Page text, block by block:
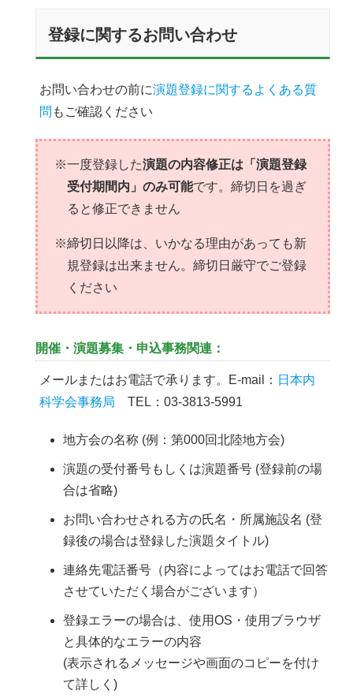
登録に関するお問い合わせ
お問い合わせの前に演題登録に関するよくある質
問 もご確認ください
※一度登録した演題の内容修正は「演題登録
受付期間内」のみ可能です。締切日を過ぎ
ると修正できません
※締切日以降は、いかなる理由があっても新
規登録は出来ません。締切日厳守でご登録
ください
開催・演題募集・申込事務関連：
メールまたはお電話で承ります。E-mail： 日本内
科学会事務局 TEL：03-3813-5991
地方会の名称 (例：第000回北陸地方会)
演題の受付番号もしくは演題番号 (登録前の場
合は省略)
お問い合わせされる方の氏名・所属施設名 (登
録後の場合は登録した演題タイトル)
連絡先電話番号（内容によってはお電話で回答
させていただく場合がございます）
登録エラーの場合は、使用OS・使用ブラウザ
と具体的なエラーの内容
(表示されるメッセージや画面のコピーを付け
て詳しく)